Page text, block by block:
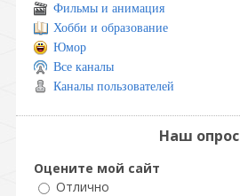
Фильмы и анимация
Хобби и образование
Юмор
Все каналы
Каналы пользователей
Наш опрос
Оцените мой сайт
Отлично